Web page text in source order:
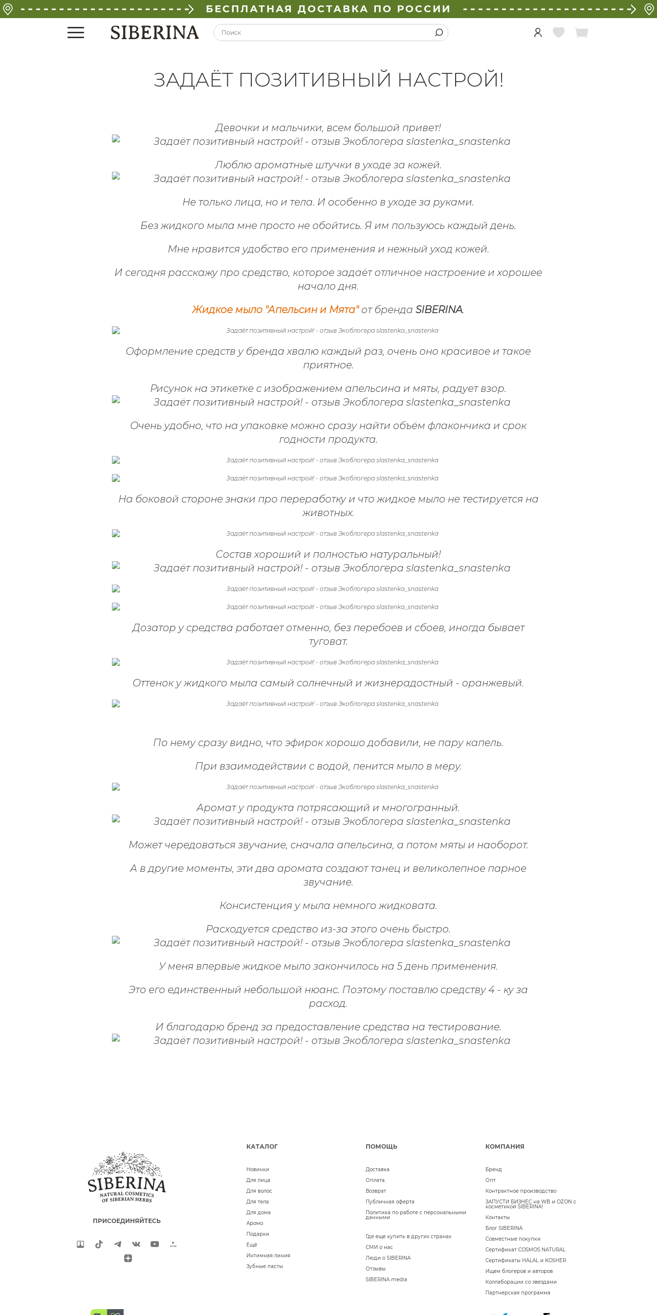
БЕСПЛАТНАЯ ДОСТАВКА ПО РОССИИ
ЗАДАЁТ ПОЗИТИВНЫЙ НАСТРОЙ!
Девочки и мальчики, всем большой привет!
Люблю ароматные штучки в уходе за кожей.
Не только лица, но и тела. И особенно в уходе за руками.
Без жидкого мыла мне просто не обойтись.Я им пользуюсь каждый день.
Мне нравится удобство его применения и нежный уход кожей.
И сегодня расскажу про средство, которое задаёт отличное настроение и хорошее
начало дня.
Жидкое мыло "Апельсин и Мята"от брендаSIBERINA.
Оформление средств у бренда хвалю каждый раз, очень оно красивое и такое
приятное.
Рисунок на этикетке с изображением апельсина и мяты, радует взор.
Очень удобно, что на упаковке можно сразу найти объём флакончика и срок
годности продукта.
На боковой стороне знаки про переработку и что жидкое мыло не тестируется на
животных.
Состав хороший и полностью натуральный!
Дозатор у средства работает отменно, без перебоев и сбоев, иногда бывает
туговат.
Оттенок у жидкого мыла самый солнечный и жизнерадостный - оранжевый.
По нему сразу видно, что эфирок хорошо добавили, не пару капель.
При взаимодействии с водой, пенится мыло в меру.
Аромат у продукта потрясающий и многогранный.
Может чередоваться звучание, сначала апельсина, а потом мяты и наоборот.
А в другие моменты, эти два аромата создают танец и великолепное парное
звучание.
Консистенция у мыла немного жидковата.
Расходуется средство из-за этого очень быстро.
У меня впервые жидкое мыло закончилось на 5 день применения.
Это его единственный небольшой нюанс. Поэтому поставлю средству 4 - ку за
расход.
И благодарю бренд за предоставление средства на тестирование.
ПРИСОЕДИНЯЙТЕСЬ
КАТАЛОГ
Новинки
Для лица
Для волос
Для тела
Для дома
Аромо
Подарки
Ещё
Интимная линия
Зубные пасты
ПОМОЩЬ
Доставка
Оплата
Возврат
Публичная оферта
Политика по работе с персональными
данными
Где еще купить в других странах
СМИ о нас
Люди о SIBERINA
Отзывы
SIBERINA media
КОМПАНИЯ
Бренд
Опт
Контрактное производство
ЗАПУСТИ БИЗНЕС на WB и OZON с
косметикой SIBERINA!
Контакты
Блог SIBERINA
Совместные покупки
Сертификат COSMOS NATURAL
Сертификаты HALAL и KOSHER
Ищем блогеров и авторов
Коллаборации со звездами
Партнерская программа